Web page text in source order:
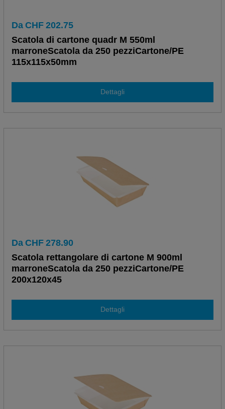
Da CHF 202.75
Scatola di cartone quadr M 550ml
marroneScatola da 250 pezziCartone/PE
115x115x50mm
Dettagli
Da CHF 278.90
Scatola rettangolare di cartone M 900ml
marroneScatola da 250 pezziCartone/PE
200x120x45
Dettagli